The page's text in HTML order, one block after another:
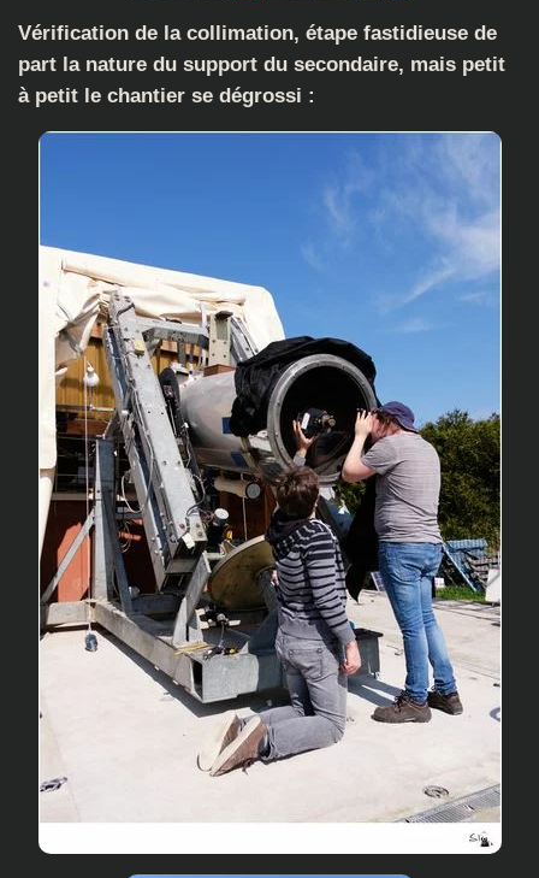
Vérification de la collimation, étape fastidieuse de
part la nature du support du secondaire, mais petit
à petit le chantier se dégrossi :